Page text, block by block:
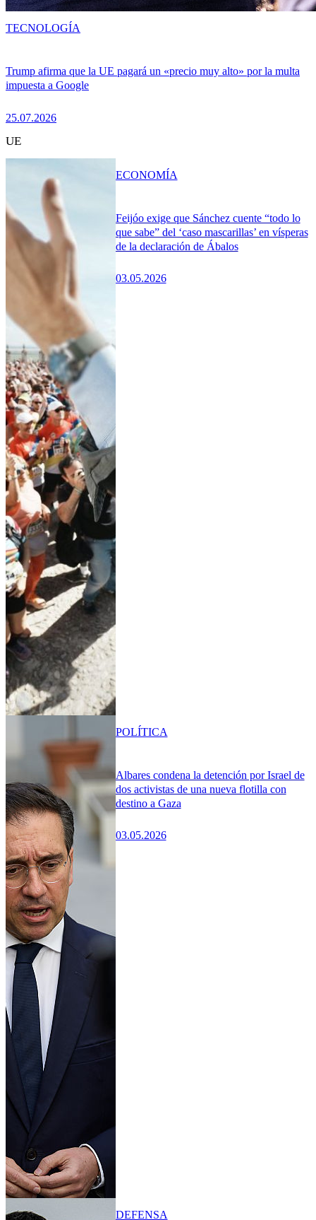
Trump afirma que la UE pagará un «precio muy alto» por la multa
impuesta a Google
25.07.2026
TECNOLOGÍA
UE
Feijóo exige que Sánchez cuente “todo lo
que sabe” del ‘caso mascarillas’ en vísperas
de la declaración de Ábalos
03.05.2026
ECONOMÍA
Albares condena la detención por Israel de
dos activistas de una nueva flotilla con
destino a Gaza
03.05.2026
POLÍTICA
DEFENSA